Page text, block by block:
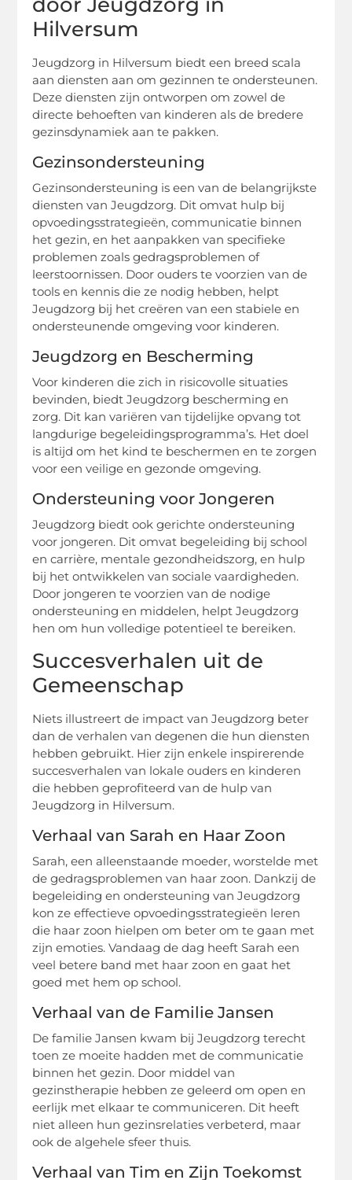
Hilversum
Jeugdzorg in Hilversum biedt een breed scala
aan diensten aan om gezinnen te ondersteunen.
Deze diensten zijn ontworpen om zowel de
directe behoeften van kinderen als de bredere
gezinsdynamiek aan te pakken.
Gezinsondersteuning
Gezinsondersteuning is een van de belangrijkste
diensten van Jeugdzorg. Dit omvat hulp bij
opvoedingsstrategieën, communicatie binnen
het gezin, en het aanpakken van specifieke
problemen zoals gedragsproblemen of
leerstoornissen. Door ouders te voorzien van de
tools en kennis die ze nodig hebben, helpt
Jeugdzorg bij het creëren van een stabiele en
ondersteunende omgeving voor kinderen.
Jeugdzorg en Bescherming
Voor kinderen die zich in risicovolle situaties
bevinden, biedt Jeugdzorg bescherming en
zorg. Dit kan variëren van tijdelijke opvang tot
langdurige begeleidingsprogramma’s. Het doel
is altijd om het kind te beschermen en te zorgen
voor een veilige en gezonde omgeving.
Ondersteuning voor Jongeren
Jeugdzorg biedt ook gerichte ondersteuning
voor jongeren. Dit omvat begeleiding bij school
en carrière, mentale gezondheidszorg, en hulp
bij het ontwikkelen van sociale vaardigheden.
Door jongeren te voorzien van de nodige
ondersteuning en middelen, helpt Jeugdzorg
hen om hun volledige potentieel te bereiken.
Succesverhalen uit de
Gemeenschap
Niets illustreert de impact van Jeugdzorg beter
dan de verhalen van degenen die hun diensten
hebben gebruikt. Hier zijn enkele inspirerende
succesverhalen van lokale ouders en kinderen
die hebben geprofiteerd van de hulp van
Jeugdzorg in Hilversum.
Verhaal van Sarah en Haar Zoon
Sarah, een alleenstaande moeder, worstelde met
de gedragsproblemen van haar zoon. Dankzij de
begeleiding en ondersteuning van Jeugdzorg
kon ze effectieve opvoedingsstrategieën leren
die haar zoon hielpen om beter om te gaan met
zijn emoties. Vandaag de dag heeft Sarah een
veel betere band met haar zoon en gaat het
goed met hem op school.
Verhaal van de Familie Jansen
De familie Jansen kwam bij Jeugdzorg terecht
toen ze moeite hadden met de communicatie
binnen het gezin. Door middel van
gezinstherapie hebben ze geleerd om open en
eerlijk met elkaar te communiceren. Dit heeft
niet alleen hun gezinsrelaties verbeterd, maar
ook de algehele sfeer thuis.
Verhaal van Tim en Zijn Toekomst